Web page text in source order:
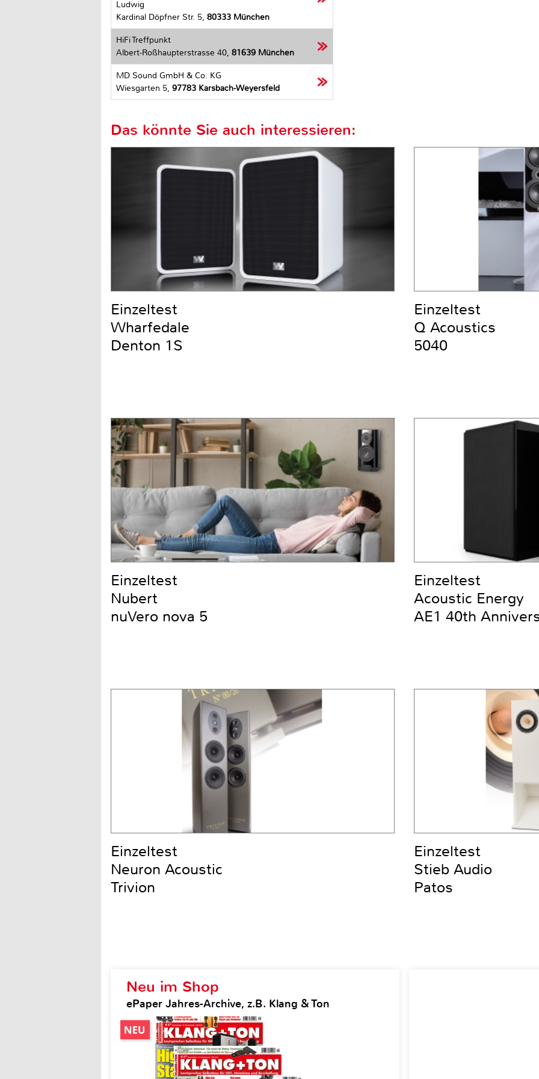
Ludwig
Kardinal Döpfner Str. 5, 80333 München
HiFi Treffpunkt
Albert-Roßhaupterstrasse 40, 81639 München
MD Sound GmbH & Co. KG
Wiesgarten 5, 97783 Karsbach-Weyersfeld
Neu im Shop
ePaper Jahres-Archive, z.B. Klang & Ton
Das könnte Sie auch interessieren:
Einzeltest
Wharfedale
Denton 1S
Einzeltest
Q Acoustics
5040
Einzeltest
Nubert
nuVero nova 5
Einzeltest
Acoustic Energy
AE1 40th
Einzeltest
Neuron Acoustic
Trivion
Einzeltest
Stieb Audio
Patos